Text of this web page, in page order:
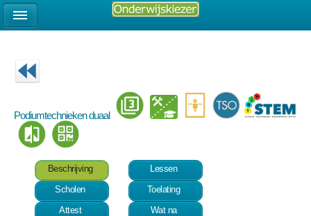
Podiumtechnieken duaal
Beschrijving
Lessen
Scholen
Toelating
Attest
Wat na